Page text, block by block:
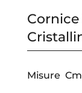
Misure